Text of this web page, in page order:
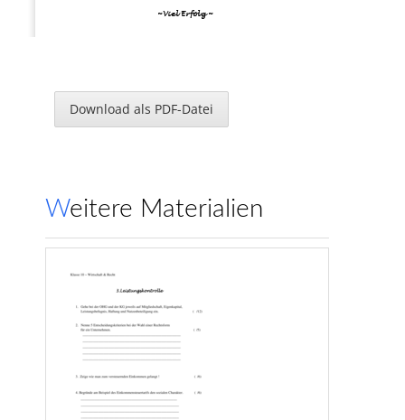
~Viel Erfolg ~
Download als PDF-Datei
Weitere Materialien